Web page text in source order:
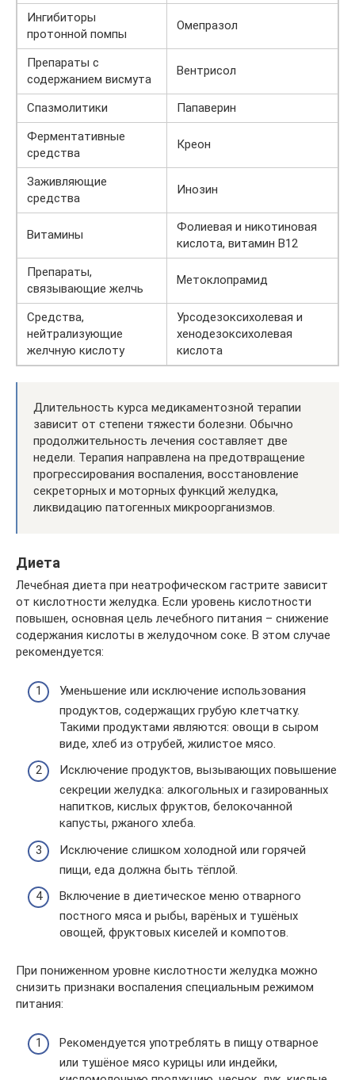
Ингибиторы
протонной помпы
Омепразол
Препараты с
содержанием висмута
Вентрисол
Спазмолитики
Папаверин
Ферментативные
средства
Креон
Заживляющие
средства
Инозин
Витамины
Фолиевая и никотиновая
кислота, витамин B12
Препараты,
связывающие желчь
Метоклопрамид
Средства,
нейтрализующие
желчную кислоту
Урсодезоксихолевая и
хенодезоксихолевая
кислота
Длительность курса медикаментозной терапии
зависит от степени тяжести болезни. Обычно
продолжительность лечения составляет две
недели. Терапия направлена на предотвращение
прогрессирования воспаления, восстановление
секреторных и моторных функций желудка,
ликвидацию патогенных микроорганизмов.
Диета
Лечебная диета при неатрофическом гастрите зависит
от кислотности желудка. Если уровень кислотности
повышен, основная цель лечебного питания – снижение
содержания кислоты в желудочном соке. В этом случае
рекомендуется:
Уменьшение или исключение использования
продуктов, содержащих грубую клетчатку.
Такими продуктами являются: овощи в сыром
виде, хлеб из отрубей, жилистое мясо.
Исключение продуктов, вызывающих повышение
секреции желудка: алкогольных и газированных
напитков, кислых фруктов, белокочанной
капусты, ржаного хлеба.
Исключение слишком холодной или горячей
пищи, еда должна быть тёплой.
Включение в диетическое меню отварного
постного мяса и рыбы, варёных и тушёных
овощей, фруктовых киселей и компотов.
При пониженном уровне кислотности желудка можно
снизить признаки воспаления специальным режимом
питания:
Рекомендуется употреблять в пищу отварное
или тушёное мясо курицы или индейки,